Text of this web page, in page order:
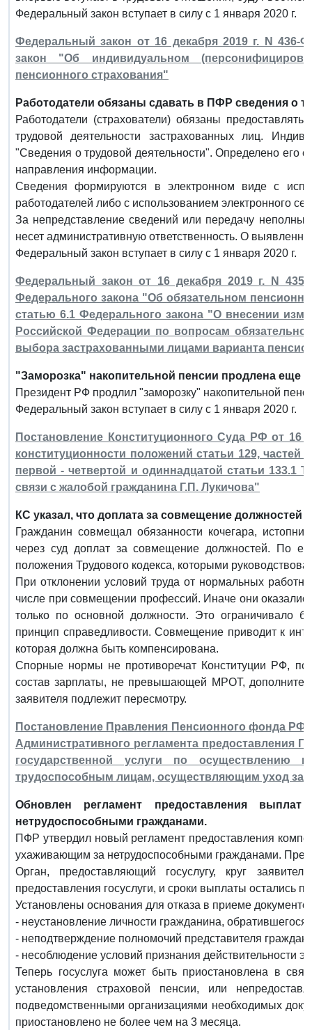
Федеральный закон вступает в силу с 1 января 2020 г.
Федеральный закон от 16 декабря 2019 г. N
закон "Об индивидуальном
пенсионного страхования"
Работодатели обязаны сдавать в ПФР сведения о
Работодатели (страхователи) обязаны
трудовой деятельности застрахованных лиц.
"Сведения о трудовой деятельности". Определено его
направления информации.
Сведения формируются в электронном виде с
работодателей либо с использованием электронного
За непредставление сведений или передачу
несет административную ответственность. О
Федеральный закон вступает в силу с 1 января 2020 г.
Федеральный закон от 16 декабря 2019 г. N
Федерального закона "Об обязательном
статью 6.1 Федерального закона "О внесении
Российской Федерации по вопросам
выбора застрахованными лицами варианта
"Заморозка" накопительной пенсии продлена еще
Президент РФ продлил "заморозку" накопительной
Федеральный закон вступает в силу с 1 января 2020 г.
Постановление Конституционного Суда РФ от 16
конституционности положений статьи 129, частей
первой - четвертой и одиннадцатой статьи 133.1
связи с жалобой гражданина Г.П. Лукичова"
КС указал, что доплата за совмещение должностей
Гражданин совмещал обязанности кочегара,
через суд доплат за совмещение должностей. По
положения Трудового кодекса, которыми
При отклонении условий труда от нормальных
числе при совмещении профессий. Иначе они
только по основной должности. Это ограничивало
принцип справедливости. Совмещение приводит к
которая должна быть компенсирована.
Спорные нормы не противоречат Конституции РФ,
состав зарплаты, не превышающей МРОТ,
заявителя подлежит пересмотру.
Постановление Правления Пенсионного фонда РФ
Административного регламента
государственной услуги по осуществлению
трудоспособным лицам, осуществляющим уход за
Обновлен регламент предоставления
нетрудоспособными гражданами.
ПФР утвердил новый регламент предоставления
ухаживающим за нетрудоспособными гражданами.
Орган, предоставляющий госуслугу, круг
предоставления госуслуги, и сроки выплаты остались
Установлены основания для отказа в приеме
- неустановление личности гражданина, обратившегося
- неподтверждение полномочий представителя
- несоблюдение условий признания действительности
Теперь госуслуга может быть приостановлена в
установления страховой пенсии, или
подведомственными организациями необходимых
приостановлено не более чем на 3 месяца.